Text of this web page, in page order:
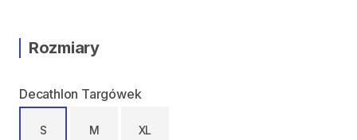
Rozmiary
Decathlon Targówek
S M XL